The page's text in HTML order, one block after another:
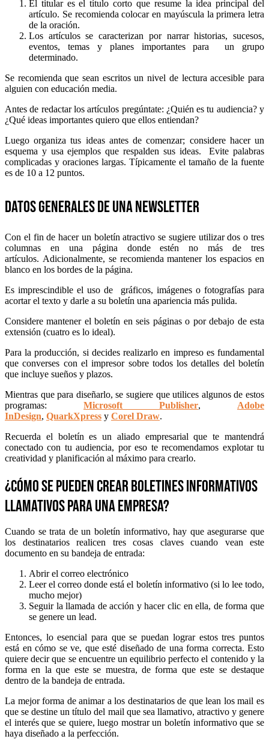
El titular es el título corto que resume la idea principal del
artículo. Se recomienda colocar en mayúscula la primera letra
de la oración.
Los artículos se caracterizan por narrar historias, sucesos,
eventos, temas y planes importantes para un grupo
determinado.
Se recomienda que sean escritos un nivel de lectura accesible para
alguien con educación media.
Antes de redactar los artículos pregúntate: ¿Quién es tu audiencia? y
¿Qué ideas importantes quiero que ellos entiendan?
Luego organiza tus ideas antes de comenzar; considere hacer un
esquema y usa ejemplos que respalden sus ideas. Evite palabras
complicadas y oraciones largas. Típicamente el tamaño de la fuente
es de 10 a 12 puntos.
Datos generales de una newsletter
Con el fin de hacer un boletín atractivo se sugiere utilizar dos o tres
columnas en una página donde estén no más de tres
artículos. Adicionalmente, se recomienda mantener los espacios en
blanco en los bordes de la página.
Es imprescindible el uso de gráficos, imágenes o fotografías para
acortar el texto y darle a su boletín una apariencia más pulida.
Considere mantener el boletín en seis páginas o por debajo de esta
extensión (cuatro es lo ideal).
Para la producción, si decides realizarlo en impreso es fundamental
que converses con el impresor sobre todos los detalles del boletín
que incluye sueños y plazos.
Mientras que para diseñarlo, se sugiere que utilices algunos de estos
programas: Microsoft Publisher, Adobe
InDesign, QuarkXpress y Corel Draw.
Recuerda el boletín es un aliado empresarial que te mantendrá
conectado con tu audiencia, por eso te recomendamos explotar tu
creatividad y planificación al máximo para crearlo.
¿Cómo se pueden crear boletines informativos
llamativos para una empresa?
Cuando se trata de un boletín informativo, hay que asegurarse que
los destinatarios realicen tres cosas claves cuando vean este
documento en su bandeja de entrada:
Abrir el correo electrónico
Leer el correo donde está el boletín informativo (si lo lee todo,
mucho mejor)
Seguir la llamada de acción y hacer clic en ella, de forma que
se genere un lead.
Entonces, lo esencial para que se puedan lograr estos tres puntos
está en cómo se ve, que esté diseñado de una forma correcta. Esto
quiere decir que se encuentre un equilibrio perfecto el contenido y la
forma en la que este se muestra, de forma que este se destaque
dentro de la bandeja de entrada.
La mejor forma de animar a los destinatarios de que lean los mail es
que se destine un título del mail que sea llamativo, atractivo y genere
el interés que se quiere, luego mostrar un boletín informativo que se
haya diseñado a la perfección.